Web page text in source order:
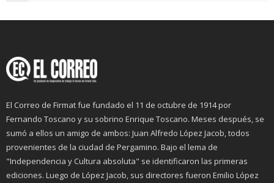
El Correo de Firmat fue fundado el 11 de octubre de 1914 por
Fernando Toscano y su sobrino Enrique Toscano. Meses después, se
sumó a ellos un amigo de ambos: Juan Alfredo López Jacob, todos
provenientes de la ciudad de Pergamino. Bajo el lema de
"Independencia y Cultura absoluta" se identificaron las primeras
ediciones. Luego de López Jacob, sus directores fueron Emilio López